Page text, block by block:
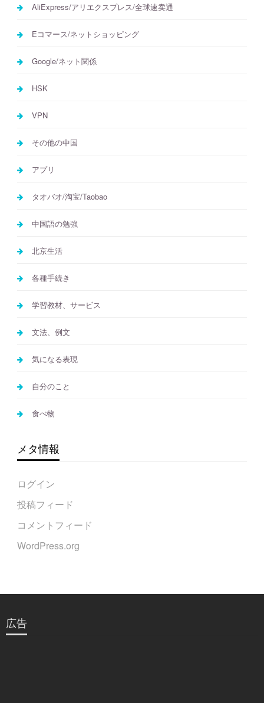
AliExpress/アリエクスプレス/全球速卖通
Eコマース/ネットショッピング
Google/ネット関係
HSK
VPN
その他の中国
アプリ
タオバオ/淘宝/Taobao
中国語の勉強
北京生活
各種手続き
学習教材、サービス
文法、例文
気になる表現
自分のこと
食べ物
メタ情報
ログイン
投稿フィード
コメントフィード
WordPress.org
広告